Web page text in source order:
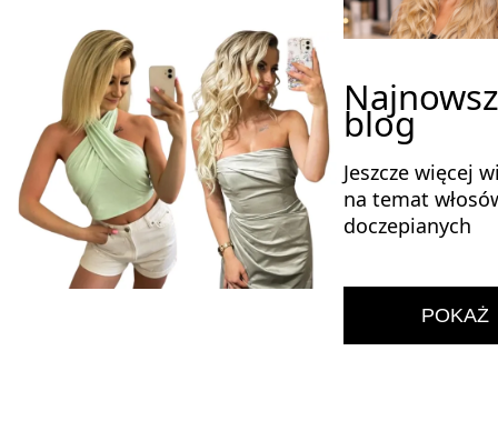
blog
Jeszcze więcej
na temat
doczepianych
POKAŻ